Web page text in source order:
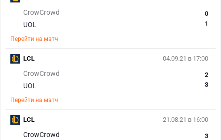
CrowCrowd
UOL
0
1
Перейти на матч
04.09.21 в 17:00
CrowCrowd
UOL
2
3
Перейти на матч
LCL
21.08.21 в 16:00
CrowCrowd
3
LCL